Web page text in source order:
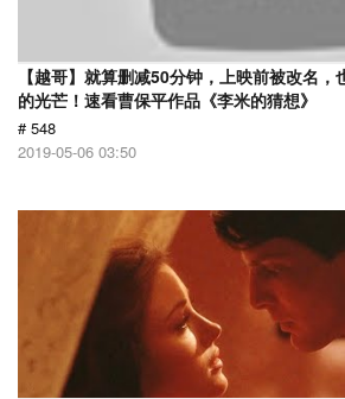
【越哥】就算删减50分钟，上映前被改名
的光芒！速看曹保平作品《李米的猜想》
# 548
2019-05-06 03:50